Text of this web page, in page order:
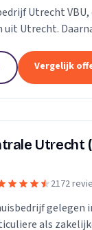
Utrecht
uit Utrecht.
Vergelijk
Utrecht
2172
gelegen
als